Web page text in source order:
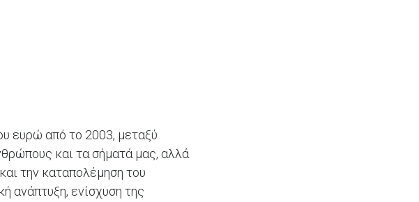
ευρώ από το 2003, μεταξύ
και τα σήματά μας, αλλά
την καταπολέμηση του
ανάπτυξη, ενίσχυση της